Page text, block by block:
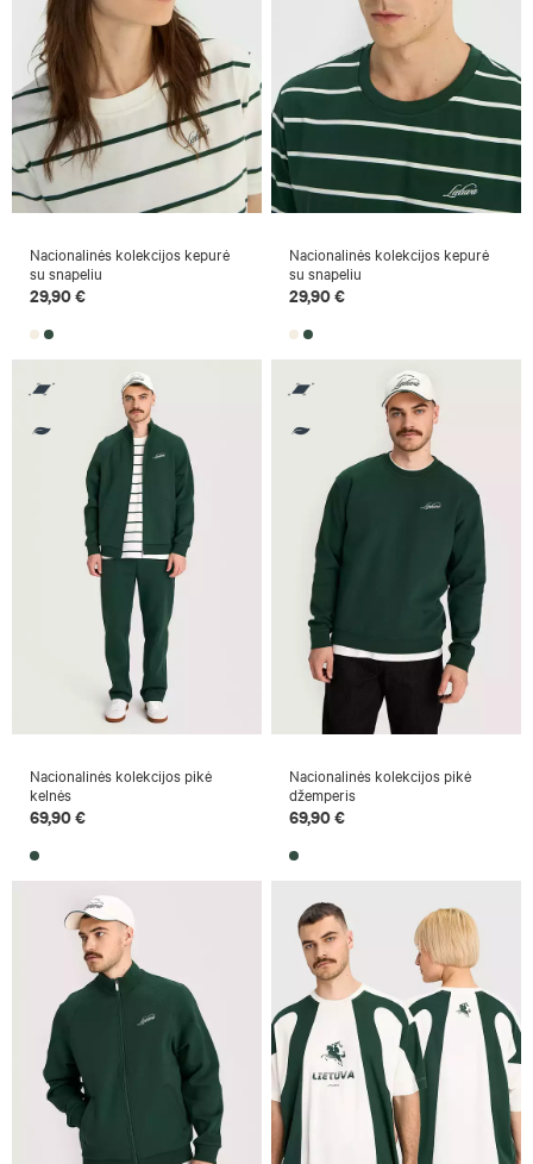
Nacionalinės kolekcijos kepurė
su snapeliu
29,90 €
Nacionalinės kolekcijos kepurė
su snapeliu
29,90 €
Nacionalinės kolekcijos pikė
kelnės
69,90 €
Nacionalinės kolekcijos pikė
džemperis
69,90 €